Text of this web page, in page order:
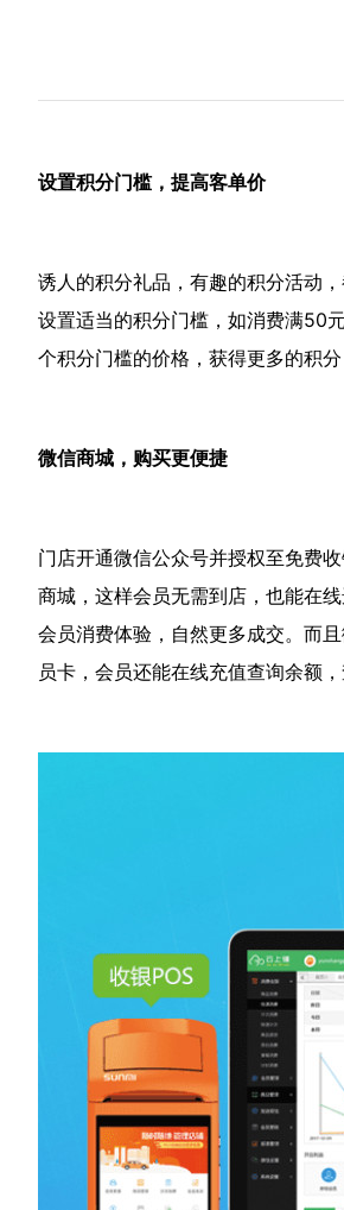
设置积分门槛，提高客单价
诱人的积分礼品，有趣的积分活动
设置适当的积分门槛，如消费满50
个积分门槛的价格，获得更多的积
微信商城，购买更便捷
门店开通微信公众号并授权至免费
商城，这样会员无需到店，也能在
会员消费体验，自然更多成交。而
员卡，会员还能在线充值查询余额